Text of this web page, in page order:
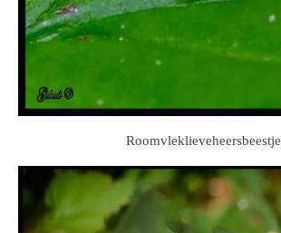
Roomvleklieveheersbeestje